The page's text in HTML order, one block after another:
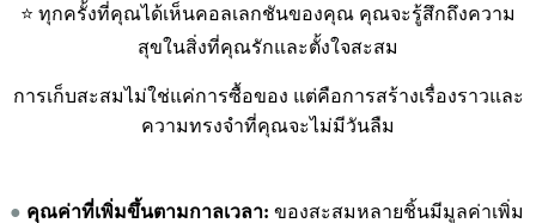
⭐ ทุกครั้งที่คุณได้เห็นคอลเลกชันของคุณ คุณจะรู้สึกถึงความ
สุขในสิ่งที่คุณรักและตั้งใจสะสม
การเก็บสะสมไม่ใช่แค่การซื้อของ แต่คือการสร้างเรื่องราวและ
ความทรงจำที่คุณจะไม่มีวันลืม
● คุณค่าที่เพิ่มขึ้นตามกาลเวลา: ของสะสมหลายชิ้นมีมูลค่าเพิ่ม